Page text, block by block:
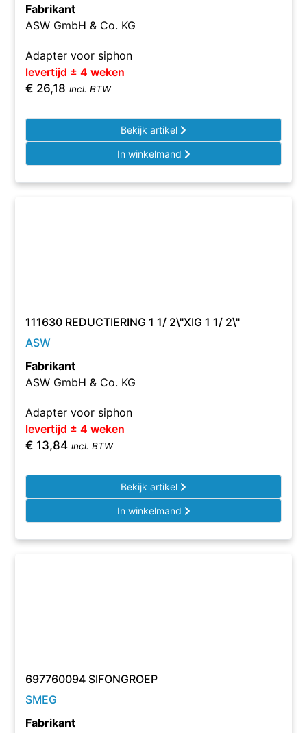
Fabrikant
ASW GmbH & Co. KG
Adapter voor siphon
levertijd ± 4 weken
€ 26,18 incl. BTW
Bekijk artikel
In winkelmand
111630 REDUCTIERING 1 1/ 2\"XIG 1 1/ 2\"
ASW
Fabrikant
ASW GmbH & Co. KG
Adapter voor siphon
levertijd ± 4 weken
€ 13,84 incl. BTW
Bekijk artikel
In winkelmand
697760094 SIFONGROEP
SMEG
Fabrikant